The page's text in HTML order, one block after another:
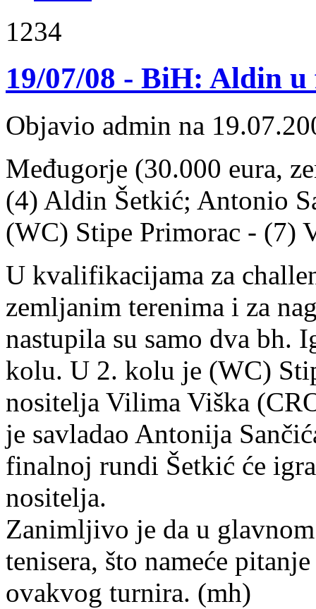
1234
19/07/08 - BiH: Aldin
Objavio admin na
Međugorje (30.000 eura,
(4) Aldin Šetkić; Antonio
(WC) Stipe Primorac - (7)
U kvalifikacijama za
zemljanim terenima i za
nastupila su samo dva bh.
kolu. U 2. kolu je (WC)
nositelja Vilima Viška
je savladao Antonija
finalnoj rundi Šetkić će
nositelja.
Zanimljivo je da u
tenisera, što nameće
ovakvog turnira. (mh)